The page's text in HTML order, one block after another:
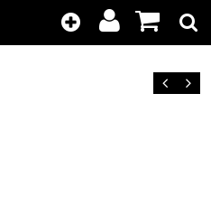
Kunden-
Login
anzeigen
ZurückVor